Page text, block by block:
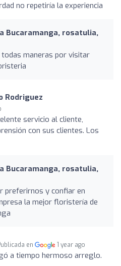
no repetiría la experiencia
Bucaramanga, rosatulia,
todas maneras por visitar
Rodriguez
servicio al cliente,
con sus clientes. Los
Bucaramanga, rosatulia,
preferirnos y confiar en
la mejor floristería de
en 1 year ago
a tiempo hermoso arreglo.